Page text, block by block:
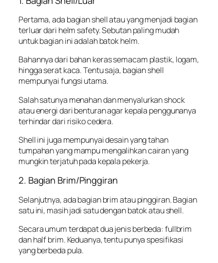
Pertama, ada bagian shell atau yang menjadi bagian
terluar dari helm safety. Sebutan paling mudah
untuk bagian ini adalah batok helm.
Bahannya dari bahan keras semacam plastik, logam,
hingga serat kaca. Tentu saja, bagian shell
mempunyai fungsi utama.
Salah satunya menahan dan menyalurkan shock
atau energi dari benturan agar kepala penggunanya
terhindar dari risiko cedera.
Shell ini juga mempunyai desain yang tahan
tumpahan yang mampu mengalihkan cairan yang
mungkin terjatuh pada kepala pekerja.
2. Bagian Brim/Pinggiran
Selanjutnya, ada bagian brim atau pinggiran. Bagian
satu ini, masih jadi satu dengan batok atau shell.
Secara umum terdapat dua jenis berbeda: fullbrim
dan half brim. Keduanya, tentu punya spesifikasi
yang berbeda pula.